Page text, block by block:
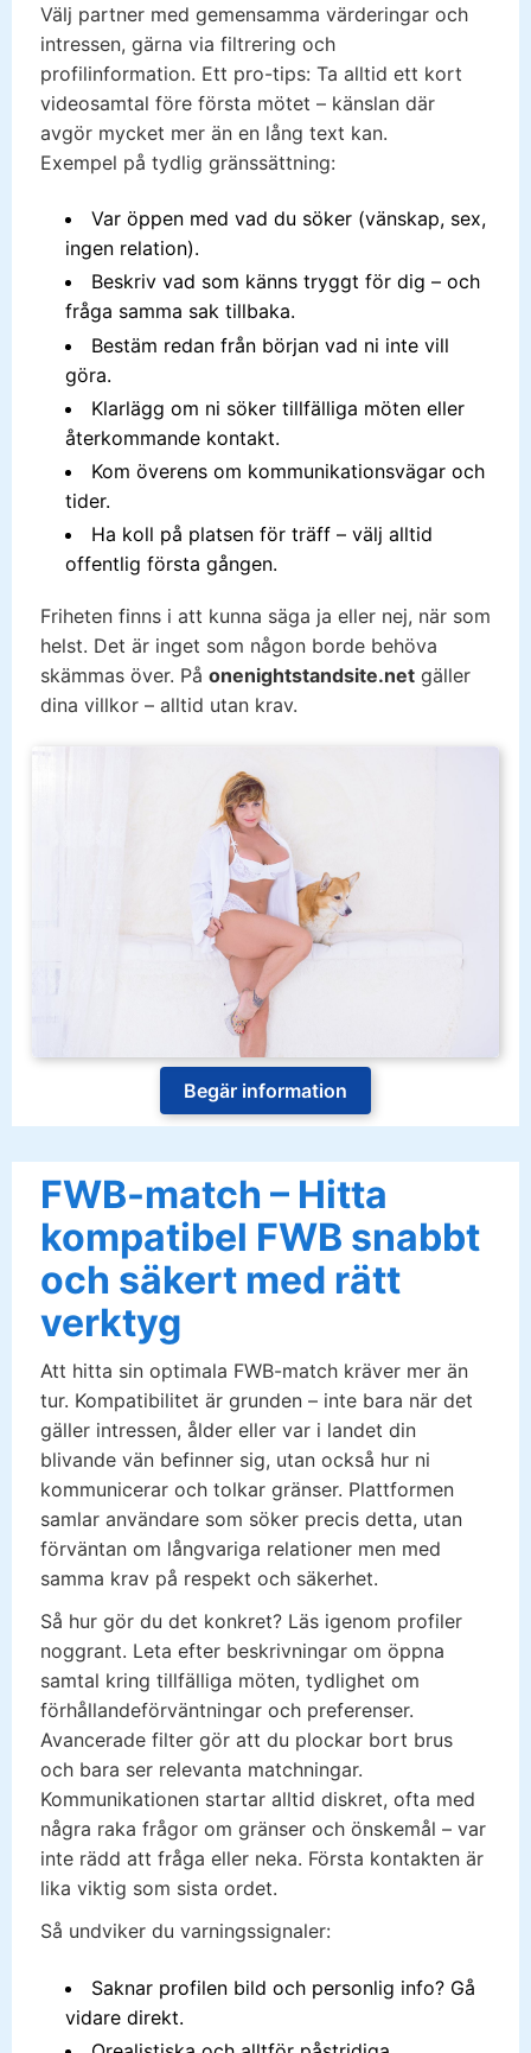
Välj partner med gemensamma värderingar och
intressen, gärna via filtrering och
profilinformation. Ett pro-tips: Ta alltid ett kort
videosamtal före första mötet – känslan där
avgör mycket mer än en lång text kan.
Exempel på tydlig gränssättning:
Var öppen med vad du söker (vänskap, sex,
ingen relation).
Beskriv vad som känns tryggt för dig – och
fråga samma sak tillbaka.
Bestäm redan från början vad ni inte vill
göra.
Klarlägg om ni söker tillfälliga möten eller
återkommande kontakt.
Kom överens om kommunikationsvägar och
tider.
Ha koll på platsen för träff – välj alltid
offentlig första gången.
Friheten finns i att kunna säga ja eller nej, när som
helst. Det är inget som någon borde behöva
skämmas över. På onenightstandsite.net gäller
dina villkor – alltid utan krav.
Begär information
FWB-match – Hitta
kompatibel FWB snabbt
och säkert med rätt
verktyg
Att hitta sin optimala FWB-match kräver mer än
tur. Kompatibilitet är grunden – inte bara när det
gäller intressen, ålder eller var i landet din
blivande vän befinner sig, utan också hur ni
kommunicerar och tolkar gränser. Plattformen
samlar användare som söker precis detta, utan
förväntan om långvariga relationer men med
samma krav på respekt och säkerhet.
Så hur gör du det konkret? Läs igenom profiler
noggrant. Leta efter beskrivningar om öppna
samtal kring tillfälliga möten, tydlighet om
förhållandeförväntningar och preferenser.
Avancerade filter gör att du plockar bort brus
och bara ser relevanta matchningar.
Kommunikationen startar alltid diskret, ofta med
några raka frågor om gränser och önskemål – var
inte rädd att fråga eller neka. Första kontakten är
lika viktig som sista ordet.
Så undviker du varningssignaler:
Saknar profilen bild och personlig info? Gå
vidare direkt.